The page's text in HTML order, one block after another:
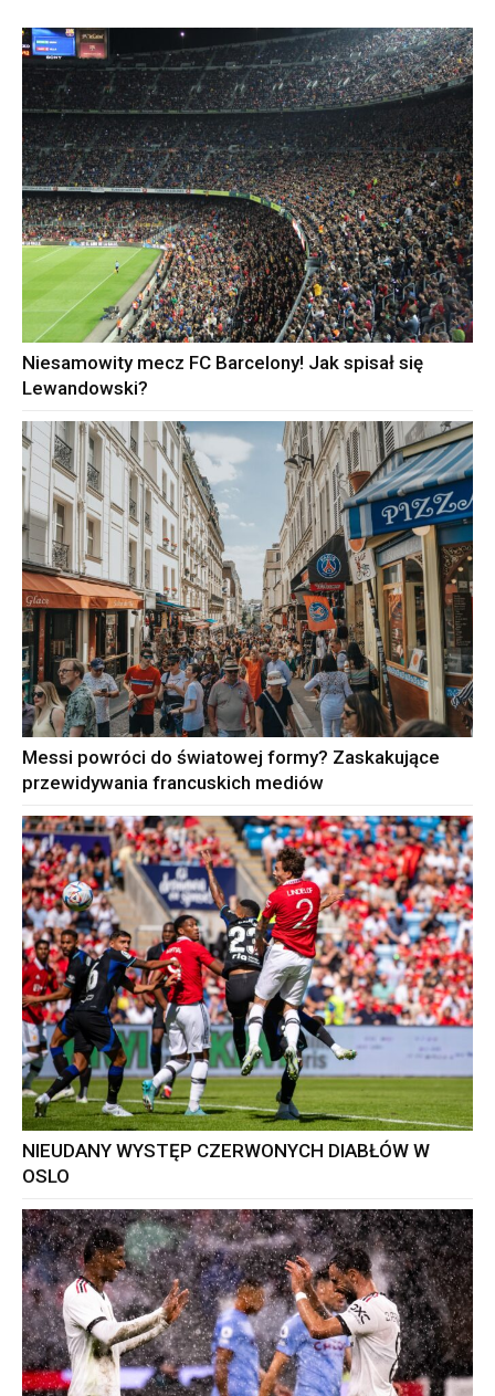
Niesamowity mecz FC Barcelony! Jak spisał się
Lewandowski?
Messi powróci do światowej formy? Zaskakujące
przewidywania francuskich mediów
NIEUDANY WYSTĘP CZERWONYCH DIABŁÓW W
OSLO